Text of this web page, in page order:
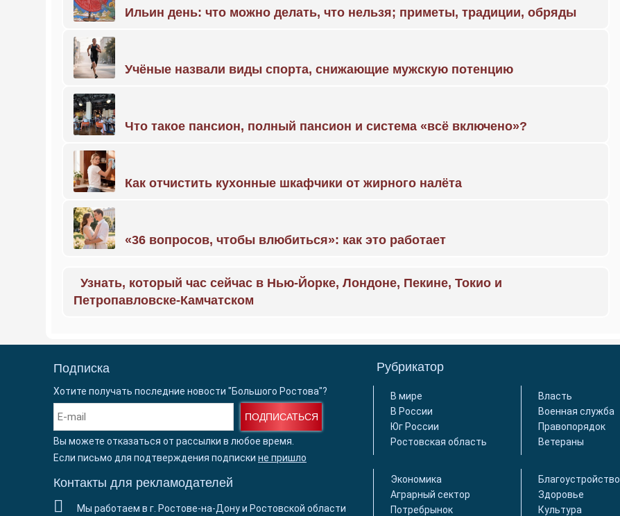
Ильин день: что можно делать, что нельзя; приметы, традиции, обряды
Учёные назвали виды спорта, снижающие мужскую потенцию
Что такое пансион, полный пансион и система «всё включено»?
Как отчистить кухонные шкафчики от жирного налёта
«36 вопросов, чтобы влюбиться»: как это работает
Узнать, который час сейчас в Нью-Йорке, Лондоне, Пекине, Токио и
Петропавловске-Камчатском
Подписка
Хотите получать последние новости "Большого Ростова"?
ПОДПИСАТЬСЯ
Вы можете отказаться от рассылки в любое время.
Если письмо для подтверждения подписки не пришло
Контакты для рекламодателей
Мы работаем в г. Ростове-на-Дону и Ростовской области
Рубрикатор
В мире
В России
Юг России
Ростовская область
Власть
Военная служба
Правопорядок
Ветераны
Экономика
Аграрный сектор
Потребрынок
Благоустройство
Здоровье
Культура